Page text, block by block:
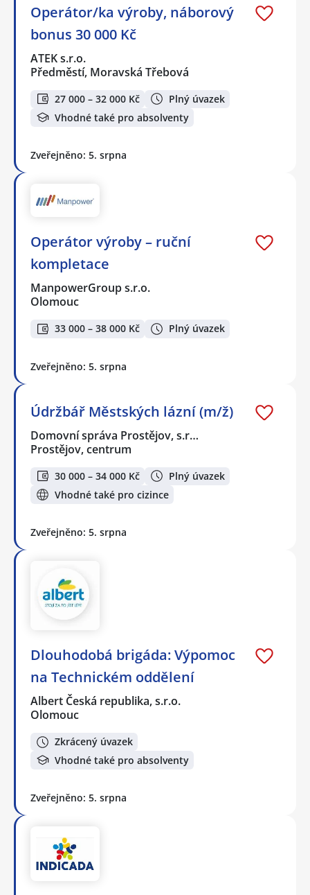
Operátor/ka výroby, náborový
bonus 30 000 Kč
ATEK s.r.o.
Předměstí, Moravská Třebová
27 000 – 32 000 Kč
Plný úvazek
Vhodné také pro absolventy
Zveřejněno: 5. srpna
Operátor výroby – ruční
kompletace
ManpowerGroup s.r.o.
Olomouc
33 000 – 38 000 Kč Plný úvazek
Zveřejněno: 5. srpna
Údržbář Městských lázní (m/ž)
Domovní správa Prostějov, s.r…
Prostějov, centrum
30 000 – 34 000 Kč
Plný úvazek
Vhodné také pro cizince
Zveřejněno: 5. srpna
Dlouhodobá brigáda: Výpomoc
na Technickém oddělení
Albert Česká republika, s.r.o.
Olomouc
Zkrácený úvazek
Vhodné také pro absolventy
Zveřejněno: 5. srpna